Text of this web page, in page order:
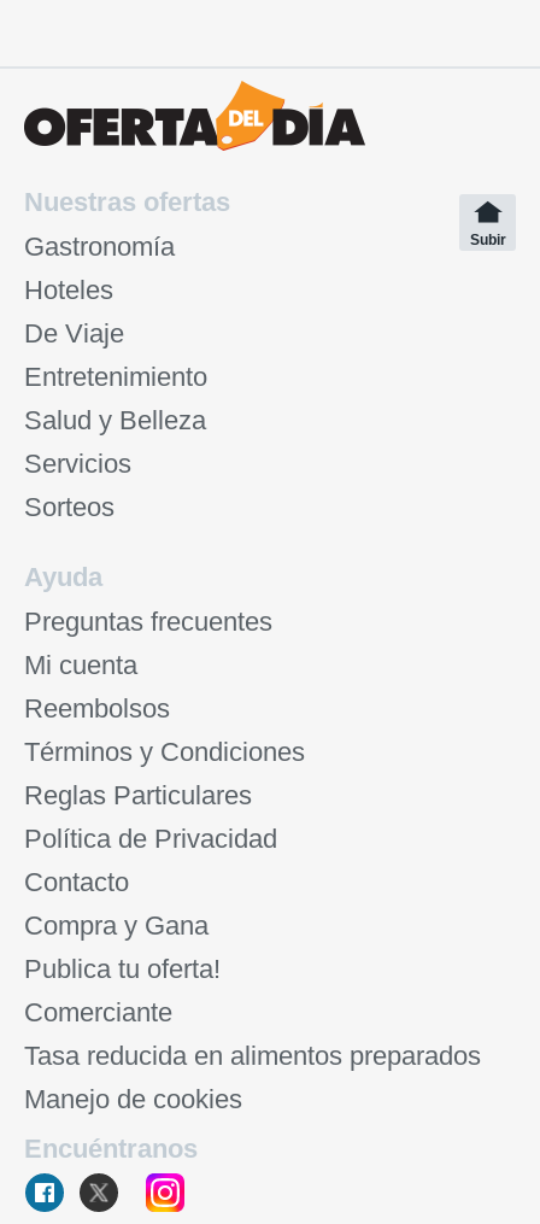
Nuestras ofertas
Gastronomía
Hoteles
De Viaje
Entretenimiento
Salud y Belleza
Servicios
Sorteos
Subir
Ayuda
Preguntas frecuentes
Mi cuenta
Reembolsos
Términos y Condiciones
Reglas Particulares
Política de Privacidad
Contacto
Compra y Gana
Publica tu oferta!
Comerciante
Tasa reducida en alimentos preparados
Manejo de cookies
Encuéntranos